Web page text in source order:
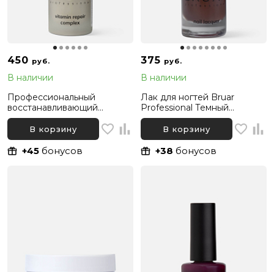
450 руб.
В наличии
Профессиональный
восстанавливающий
комплекс для ногтей после
гель-лака Bruar Professional,
11мл
В корзину
+45 бонусов
375 руб.
В наличии
Лак для ногтей Bruar
Professional Темный
шоколадный 095, 11 мл
В корзину
+38 бонусов